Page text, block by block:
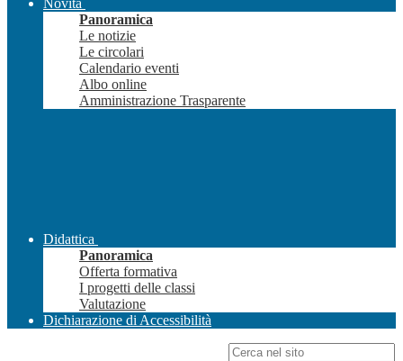
Novità
Panoramica
Le notizie
Le circolari
Calendario eventi
Albo online
Amministrazione Trasparente
Didattica
Panoramica
Offerta formativa
I progetti delle classi
Valutazione
Dichiarazione di Accessibilità